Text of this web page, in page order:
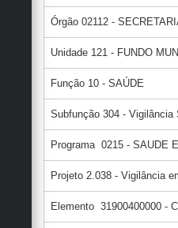
Órgão 02112 -
Unidade 121 - FUNDO
Função 10 - SAÚDE
Subfunção 304 - Vigilância
Programa 0215 - SAUDE
Projeto 2.038 - Vigilância
Elemento 31900400000 -